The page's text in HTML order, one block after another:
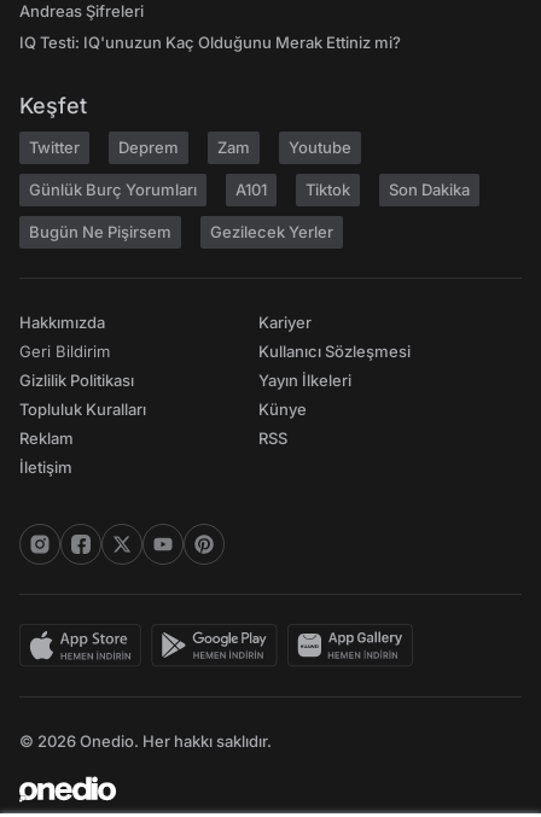
Andreas Şifreleri
IQ Testi: IQ'unuzun Kaç Olduğunu Merak Ettiniz mi?
Keşfet
Twitter Deprem Zam Youtube
Günlük Burç Yorumları A101 Tiktok Son Dakika
Bugün Ne Pişirsem Gezilecek Yerler
Hakkımızda
Geri Bildirim
Gizlilik Politikası
Topluluk Kuralları
Reklam
İletişim
Kariyer
Kullanıcı Sözleşmesi
Yayın İlkeleri
Künye
RSS
© 2026 Onedio. Her hakkı saklıdır.